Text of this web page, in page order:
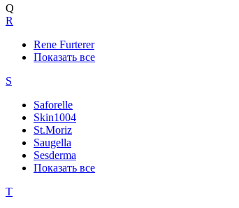
Q
R
Rene Furterer
Показать все
S
Saforelle
Skin1004
St.Moriz
Saugella
Sesderma
Показать все
T